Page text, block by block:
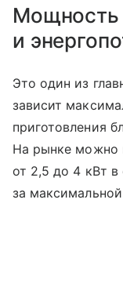
Мощность
и
Это один из
зависит
приготовления
На рынке можно
от 2,5 до 4 кВт в
за